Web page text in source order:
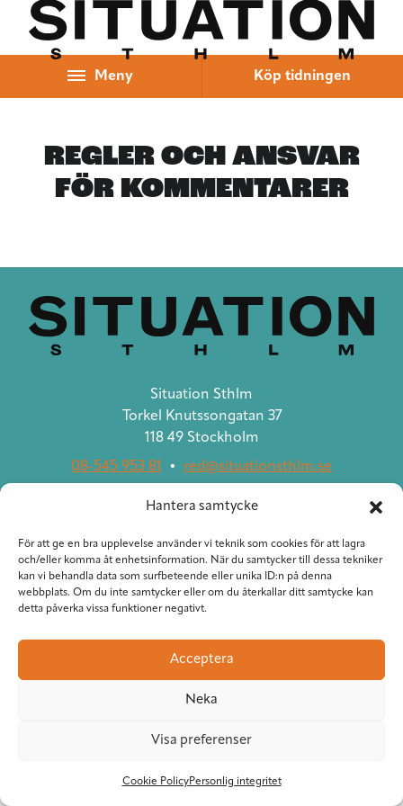
Hantera samtycke
För att ge en bra upplevelse använder vi teknik som cookies för att lagra
och/eller komma åt enhetsinformation. När du samtycker till dessa tekniker
kan vi behandla data som surfbeteende eller unika ID:n på denna
webbplats. Om du inte samtycker eller om du återkallar ditt samtycke kan
detta påverka vissa funktioner negativt.
Acceptera
Neka
Visa preferenser
Cookie PolicyPersonlig integritet
Hoppa till innehåll
Meny Köp tidningen
REGLER OCH ANSVAR
FÖR KOMMENTARER
Situation Sthlm
Torkel Knutssongatan 37
118 49 Stockholm
08-545 953 81
• red@situationsthlm.se
Följ Situation Sthlm